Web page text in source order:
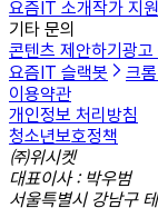
요즘IT 소개작가 지원
기타 문의
콘텐츠 제안하기 광고
요즘IT 슬랙봇
크
이용약관
개인정보 처리방침
청소년보호정책
㈜위시켓
대표이사 : 박우범
서울특별시 강남구